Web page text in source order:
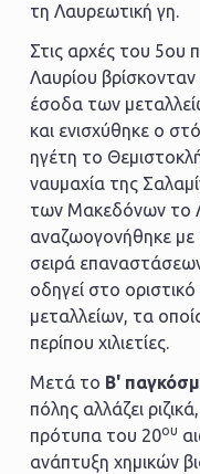
τη Λαυρεωτική γη.
Στις αρχές του 5ου
Λαυρίου
έσοδα των
και ενισχύθηκε ο
ηγέτη το
ναυμαχία της
των Μακεδόνων το
αναζωογονήθηκε
σειρά
οδηγεί στο
μεταλλείων, τα
περίπου χιλιετίες.
Μετά το Β'
πόλης αλλάζει
πρότυπα του 20ου
ανάπτυξη χημικών